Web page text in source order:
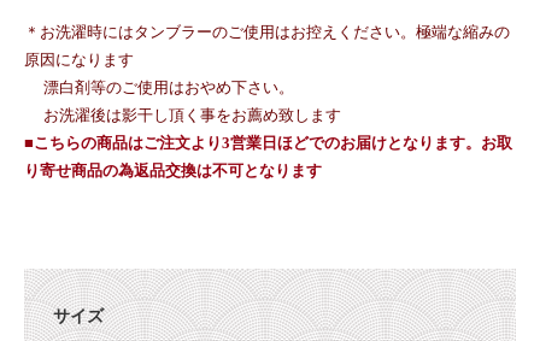
＊お洗濯時にはタンブラーのご使用はお控えください。極端な縮みの
原因になります
漂白剤等のご使用はおやめ下さい。
お洗濯後は影干し頂く事をお薦め致します
■こちらの商品はご注文より3営業日ほどでのお届けとなります。お取
り寄せ商品の為返品交換は不可となります
サイズ